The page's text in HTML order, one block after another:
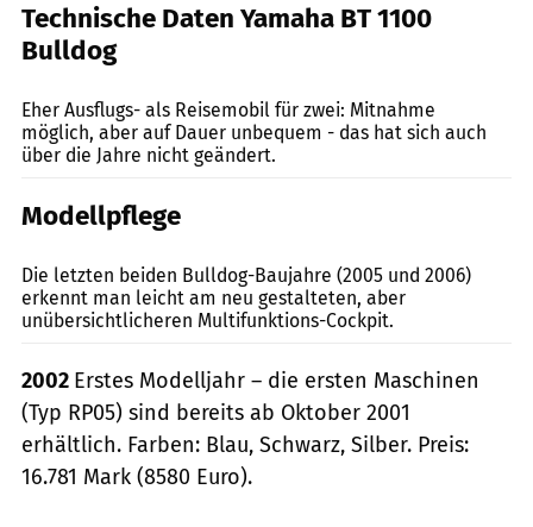
Technische Daten Yamaha BT 1100
Bulldog
Eher Ausflugs- als Reisemobil für zwei: Mitnahme
möglich, aber auf Dauer unbequem - das hat sich auch
über die Jahre nicht geändert.
Modellpflege
Die letzten beiden Bulldog-Baujahre (2005 und 2006)
erkennt man leicht am neu gestalteten, aber
unübersicht­licheren Multifunktions-Cockpit.
2002 Erstes Modelljahr – die ersten Maschinen
(Typ RP05) sind bereits ab Oktober 2001
erhältlich. Farben: Blau, Schwarz, Silber. Preis:
16.781 Mark (8580 Euro).